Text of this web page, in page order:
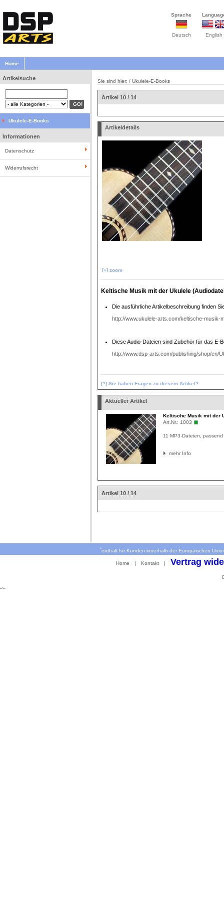
Sprache
Deutsch English
Home
Artikelsuche
Ukulele-E-Books
Informationen
Datenschutz
Widerrufsrecht
Sie sind hier: / Ukulele-E-Books
Artikel 10 / 14
Artikeldetails
[+] zoom
Keltische Musik mit der Ukulele
Die ausführliche Artikelbeschreibung finden
http://www.ukulele-arts.com/keltische-musik-
Diese Audio-Dateien sind Zubehör für das E-
http://www.dsp-arts.com/publishing/shop/en/
[?] Sie haben Fragen zu diesem Artikel?
Aktueller Artikel
Keltische Musik mit der
Art.Nr.: 1003
11 MP3-Dateien,
mehr Info
Artikel 10 / 14
*enthält für Kunden innerhalb der Europäischen
Home | Kontakt | Vertrag
_._